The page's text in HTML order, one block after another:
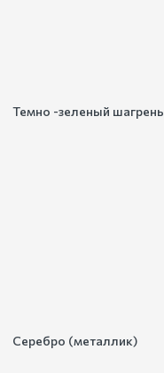
Темно -зеленый шагрень
Серебро (металлик)